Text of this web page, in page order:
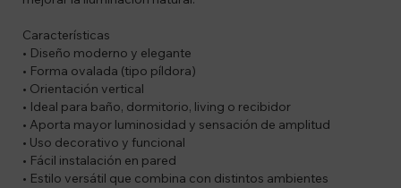
Características
• Diseño moderno y elegante
• Forma ovalada (tipo píldora)
• Orientación vertical
• Ideal para baño, dormitorio, living o recibidor
• Aporta mayor luminosidad y sensación de amplitud
• Uso decorativo y funcional
• Fácil instalación en pared
• Estilo versátil que combina con distintos ambientes